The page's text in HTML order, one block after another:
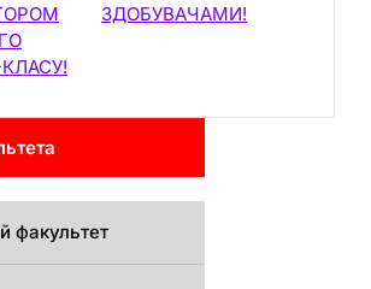
ЗДОБУВАЧАМИ!
факультет